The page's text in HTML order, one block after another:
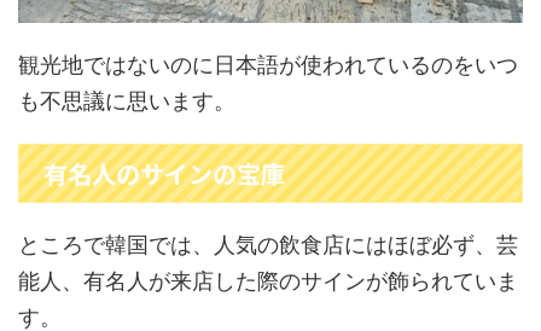
観光地ではないのに日本語が使われているのをいつ
も不思議に思います。
有名人のサインの宝庫
ところで韓国では、人気の飲食店にはほぼ必ず、芸
能人、有名人が来店した際のサインが飾られていま
す。